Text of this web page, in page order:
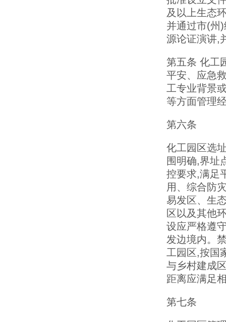
及以上生态
并通过市(州
源论证演讲,
第五条 化工
平安、应急
工专业背景
等方面管理
第六条
化工园区选
围明确,界址
控要求,满足
用、综合防
易发区、生
区以及其他
设应严格遵
发边境内。
工园区,按国
与乡村建成
距离应满足
第七条